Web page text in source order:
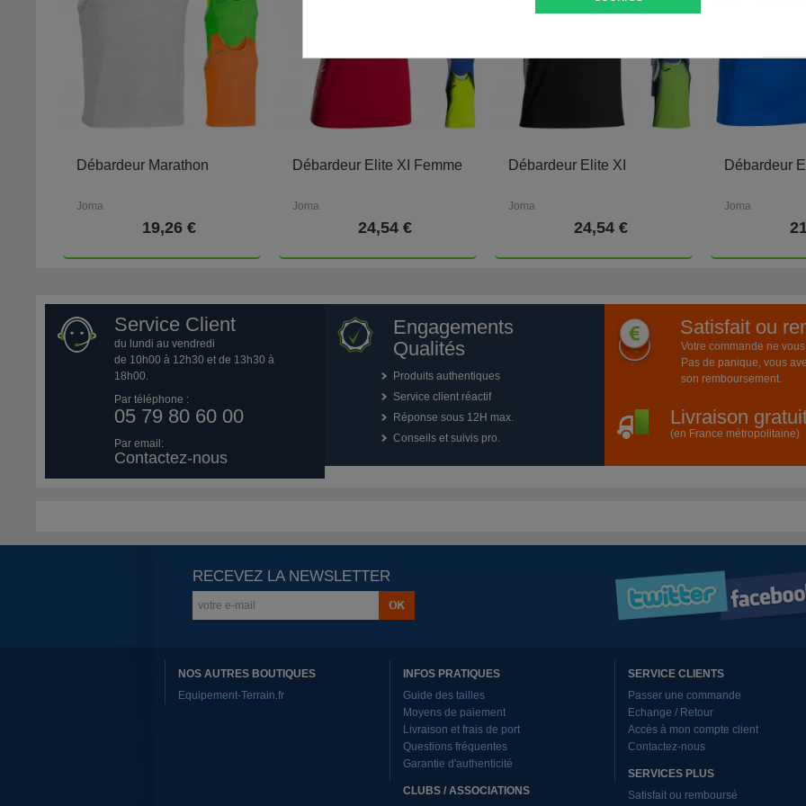
Débardeur Marathon
Joma
19,26 €
Débardeur Elite XI Femme
Joma
24,54 €
Débardeur Elite XI
Joma
24,54 €
Débardeur
Joma
Service Client
du lundi au vendredi
de 10h00 à 12h30 et de 13h30 à
18h00.
Par téléphone :
05 79 80 60 00
Par email:
Contactez-nous
Engagements
Qualités
Produits authentiques
Service client réactif
Réponse sous 12H max.
Conseils et suivis pro.
Satisfait ou
Votre commande ne
Pas de panique, vous
son remboursement.
Livraison
(en France métropolitaine)
RECEVEZ LA NEWSLETTER
NOS AUTRES BOUTIQUES
Equipement-Terrain.fr
INFOS PRATIQUES
Guide des tailles
Moyens de paiement
Livraison et frais de port
Questions fréquentes
Garantie d'authenticité
CLUBS / ASSOCIATIONS
SERVICE CLIENTS
Passer une commande
Echange / Retour
Accès à mon compte client
Contactez-nous
SERVICES PLUS
Satisfait ou remboursé